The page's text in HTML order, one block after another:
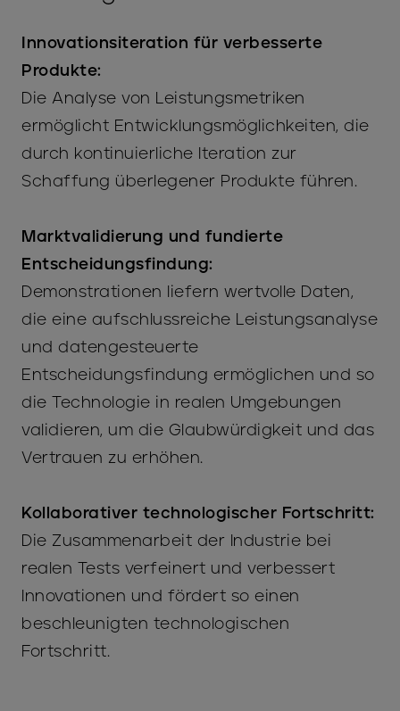
Innovationsiteration für verbesserte
Produkte:
Die Analyse von Leistungsmetriken
ermöglicht Entwicklungsmöglichkeiten, die
durch kontinuierliche Iteration zur
Schaffung überlegener Produkte führen.
Marktvalidierung und fundierte
Entscheidungsfindung:
Demonstrationen liefern wertvolle Daten,
die eine aufschlussreiche Leistungsanalyse
und datengesteuerte
Entscheidungsfindung ermöglichen und so
die Technologie in realen Umgebungen
validieren, um die Glaubwürdigkeit und das
Vertrauen zu erhöhen.
Kollaborativer technologischer Fortschritt:
Die Zusammenarbeit der Industrie bei
realen Tests verfeinert und verbessert
Innovationen und fördert so einen
beschleunigten technologischen
Fortschritt.